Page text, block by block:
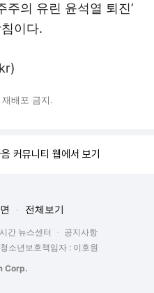
주의 유린 윤석열 퇴진’
이다.
배포 금지.
커뮤니티 웹에서 보기
전체보기
간 뉴스센터
공지사항
청소년보호책임자 : 이호원
Corp.